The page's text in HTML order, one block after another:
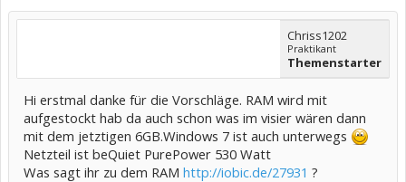
Chriss1202
Praktikant
Themenstarter
Hi erstmal danke für die Vorschläge. RAM wird mit
aufgestockt hab da auch schon was im visier wären dann
mit dem jetztigen 6GB.Windows 7 ist auch unterwegs
Netzteil ist beQuiet PurePower 530 Watt
Was sagt ihr zu dem RAM http://iobic.de/27931 ?